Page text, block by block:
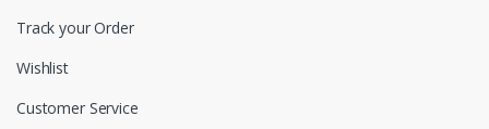
Track your Order
Wishlist
Customer Service